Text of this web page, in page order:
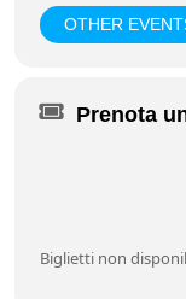
I concerti sono a
OTHER
Prenota
Biglietti non